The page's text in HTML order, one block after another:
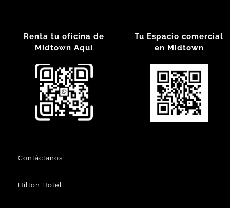
Renta tu oficina de
Midtown Aquí
Tu Espacio comercial
en Midtown
Contáctanos
Hilton Hotel